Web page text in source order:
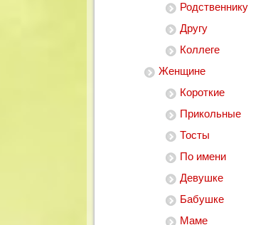
Родственнику
Другу
Коллеге
Женщине
Короткие
Прикольные
Тосты
По имени
Девушке
Бабушке
Маме